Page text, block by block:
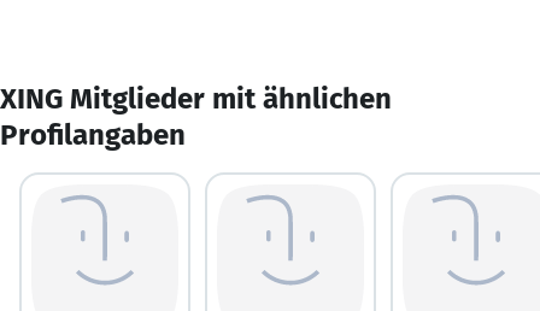
XING Mitglieder mit ähnlichen
Profilangaben